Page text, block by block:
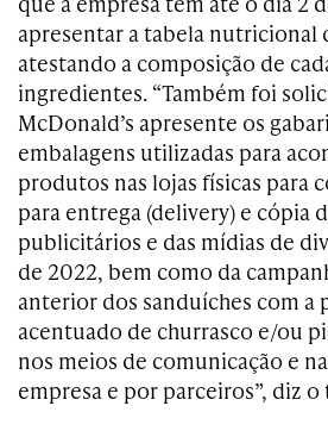
apresentar a tabela nutricional
atestando a composição de
ingredientes. “Também foi
McDonald’s apresente os
embalagens utilizadas para
produtos nas lojas físicas para
para entrega (delivery) e cópia
publicitários e das mídias de
de 2022, bem como da
anterior dos sanduíches com a
acentuado de churrasco e/ou
nos meios de comunicação e
empresa e por parceiros”, diz